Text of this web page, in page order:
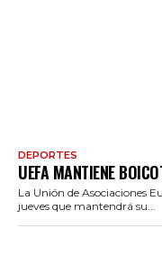
DEPORTES
UEFA MANTIENE
La Unión de Asociaciones
jueves que mantendrá su...